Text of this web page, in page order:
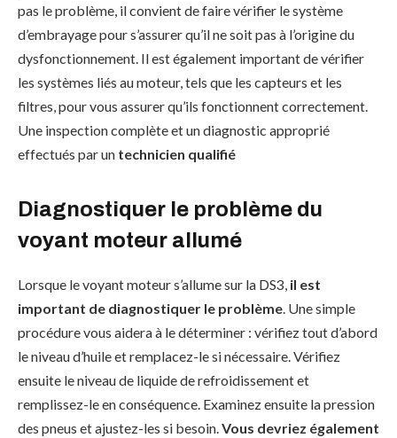
pas le problème, il convient de faire vérifier le système
d’embrayage pour s’assurer qu’il ne soit pas à l’origine du
dysfonctionnement. Il est également important de vérifier
les systèmes liés au moteur, tels que les capteurs et les
filtres, pour vous assurer qu’ils fonctionnent correctement.
Une inspection complète et un diagnostic approprié
effectués par un technicien qualifié
Diagnostiquer le problème du
voyant moteur allumé
Lorsque le voyant moteur s’allume sur la DS3, il est
important de diagnostiquer le problème. Une simple
procédure vous aidera à le déterminer : vérifiez tout d’abord
le niveau d’huile et remplacez-le si nécessaire. Vérifiez
ensuite le niveau de liquide de refroidissement et
remplissez-le en conséquence. Examinez ensuite la pression
des pneus et ajustez-les si besoin.Vous devriez également